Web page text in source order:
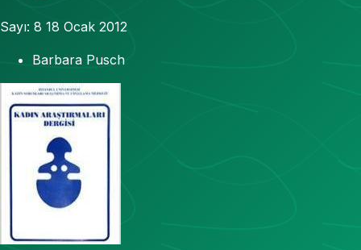
Sayı: 8 18 Ocak 2012
Barbara Pusch